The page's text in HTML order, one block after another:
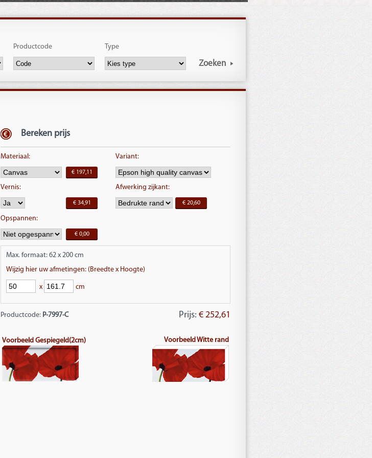
Productcode Type
Zoeken
Bereken prijs
Materiaal:
€ 197,11
Variant:
Vernis:
€ 34,91
Afwerking zijkant:
€ 20,60
Opspannen:
€ 0,00
Max. formaat: 62 x 200 cm
Wijzig hier uw afmetingen: (Breedte x Hoogte)
x cm
Productcode: P-7997-C Prijs: € 252,61
Voorbeeld Gespiegeld(2cm) Voorbeeld Witte rand